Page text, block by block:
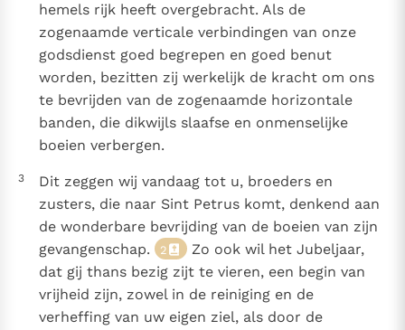
en is volledig afhankelijk van donaties.
Ik help mee!
hemels rijk heeft overgebracht. Als de
zogenaamde verticale verbindingen van onze
godsdienst goed begrepen en goed benut
worden, bezitten zij werkelijk de kracht om ons
te bevrijden van de zogenaamde horizontale
banden, die dikwijls slaafse en onmenselijke
boeien verbergen.
3
Dit zeggen wij vandaag tot u, broeders en
zusters, die naar Sint Petrus komt, denkend aan
de wonderbare bevrijding van de boeien van zijn
gevangenschap.
2
Zo ook wil het Jubeljaar,
dat gij thans bezig zijt te vieren, een begin van
vrijheid zijn, zowel in de reiniging en de
verheffing van uw eigen ziel, als door de